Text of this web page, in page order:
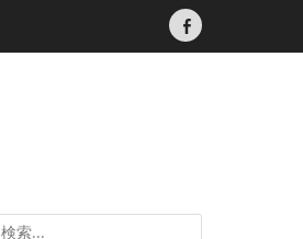
Facebook
検